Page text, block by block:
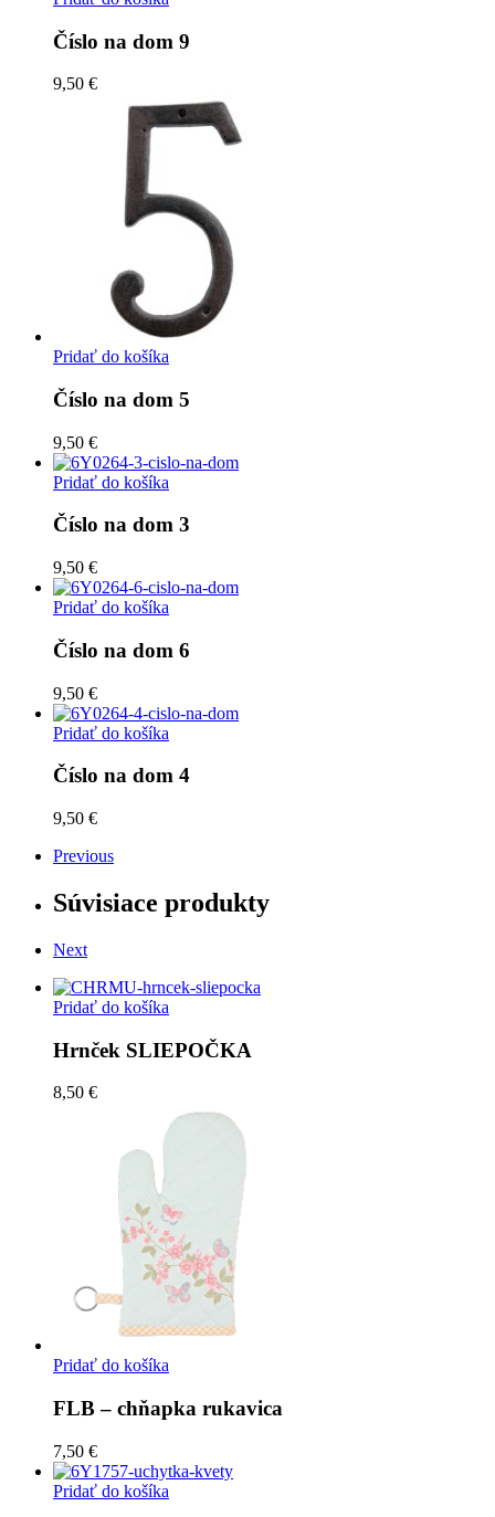
Číslo na dom 9
9,50 €
Pridať do košíka
Číslo na dom 5
9,50 €
Pridať do košíka
Číslo na dom 3
9,50 €
Pridať do košíka
Číslo na dom 6
9,50 €
Pridať do košíka
Číslo na dom 4
9,50 €
Previous
Súvisiace produkty
Next
Pridať do košíka
Hrnček SLIEPOČKA
8,50 €
Pridať do košíka
FLB – chňapka rukavica
7,50 €
Pridať do košíka